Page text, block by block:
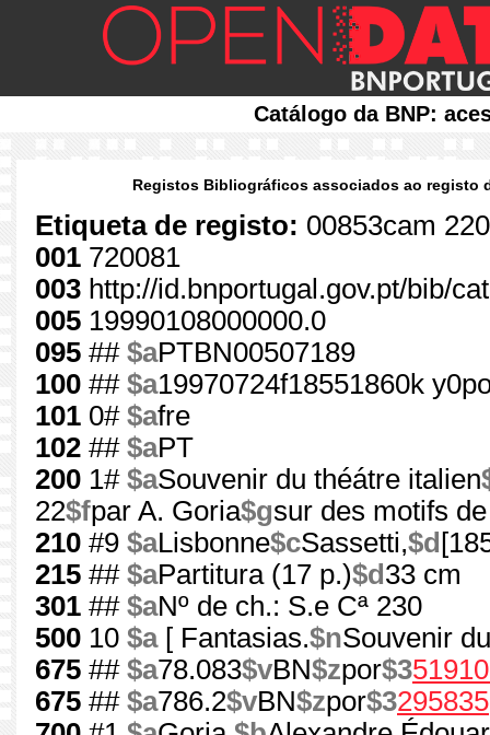
Catálogo da BNP:
Registos Bibliográficos associados ao registo
Etiqueta de registo: 00853cam
001 720081
003 http://id.bnportugal.gov.pt/bib/
005 19990108000000.0
095 ## $aPTBN00507189
100 ## $a19970724f18551860k
101 0# $afre
102 ## $aPT
200 1# $aSouvenir du théátre italien
22$fpar A. Goria$gsur des motifs
210 #9 $aLisbonne$cSassetti,$d
215 ## $aPartitura (17 p.)$d 33 cm
301 ## $aNº de ch.: S.e Cª 230
500 10 $a[ Fantasias.$nSouvenir
675 ## $a78.083$vBN$zpor$3
675 ## $a786.2$vBN$zpor$3295835